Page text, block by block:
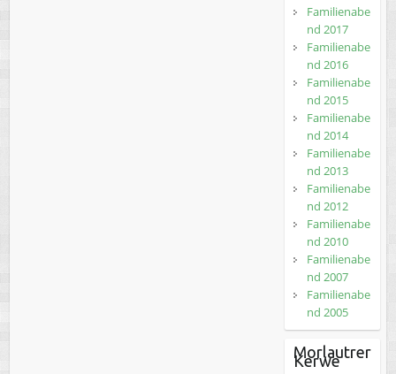
Familienabe
nd 2017
Familienabe
nd 2016
Familienabe
nd 2015
Familienabe
nd 2014
Familienabe
nd 2013
Familienabe
nd 2012
Familienabe
nd 2010
Familienabe
nd 2007
Familienabe
nd 2005
Morlautrer
Kerwe